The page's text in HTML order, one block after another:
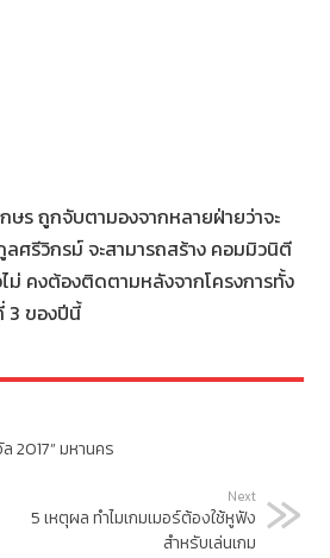
ษร ถูกจับตามองจากหลายฝ่ายว่าจะ
ลศรีวิกรม์ จะสามารถสร้าง คอมมิวนิตี
ไม่ คงต้องติดตามหลังจากโครงการทั้ง
3 ของปีนี้
2017” มหานคร
Next
5 เหตุผล ทำไมเกมเมอร์ต้องใช้หูฟัง
สำหรับเล่นเกม